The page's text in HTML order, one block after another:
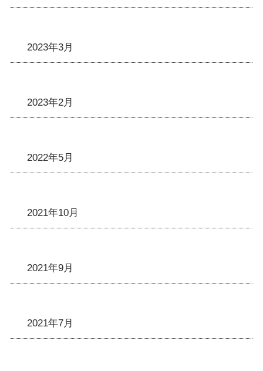
2023年3月
2023年2月
2022年5月
2021年10月
2021年9月
2021年7月